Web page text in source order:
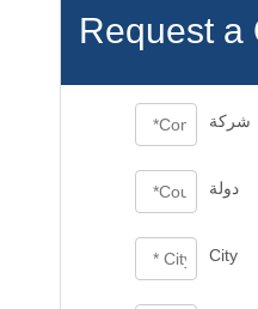
Request a
شركة
دولة
City